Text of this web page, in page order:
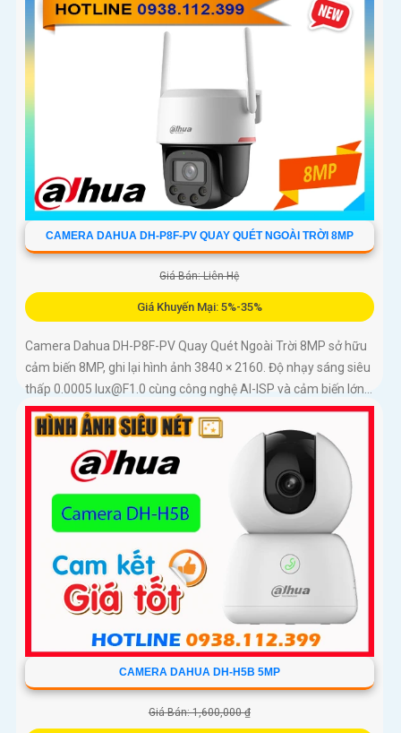
CAMERA DAHUA DH-P8F-PV QUAY QUÉT NGOÀI TRỜI 8MP
Giá Bán: Liên Hệ
Giá Khuyến Mại: 5%-35%
Camera Dahua DH-P8F-PV Quay Quét Ngoài Trời 8MP sở hữu
cảm biến 8MP, ghi lại hình ảnh 3840 × 2160. Độ nhạy sáng siêu
thấp 0.0005 lux@F1.0 cùng công nghệ AI-ISP và cảm biến lớn...
CAMERA DAHUA DH-H5B 5MP
Giá Bán: 1,600,000 ₫